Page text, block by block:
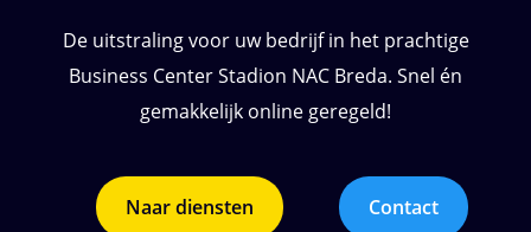
De uitstraling voor uw bedrijf in het prachtige
Business Center Stadion NAC Breda. Snel én
gemakkelijk online geregeld!
Naar diensten Contact